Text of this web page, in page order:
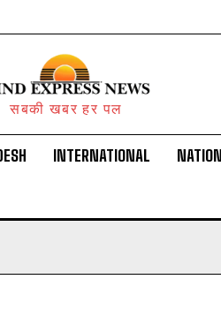
सबकी खबर हर पल
INTERNATIONAL